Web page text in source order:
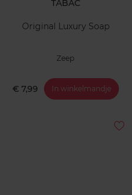
TABAC
Original Luxury Soap
Zeep
€ 7,99 In winkelmandje